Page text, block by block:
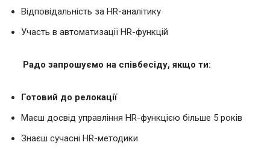
Відповідальність за HR-аналітику
Участь в автоматизації HR-функцій
Радо запрошуємо на співбесіду, якщо ти:
Готовий до релокації
Маєш досвід управління HR-функцією більше 5 років
Знаєш сучасні HR-методики